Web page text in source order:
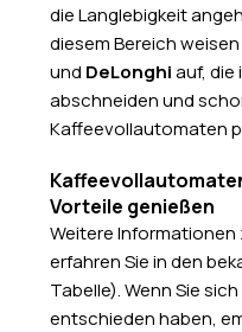
die Langlebigkeit
diesem Bereich
und DeLonghiauf, die
abschneiden und
Kaffeevollautomaten
Vorteile genießen
Weitere Informationen
erfahren Sie in den
Tabelle). Wenn Sie
entschieden haben,